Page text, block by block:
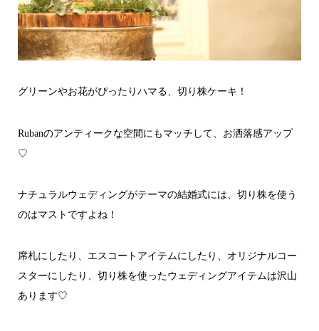
グリーンやお花がぴったりハマる、切り株ケーキ！
Rubanのアンティークな空間にもマッチして、お洒落感アップ
♡
ナチュラルウェディングがテーマの結婚式には、切り株を使う
のはマストですよね！
席札にしたり、エスコートアイテムにしたり、オリジナルコー
スターにしたり、切り株を使ったウェディングアイテムは沢山
あります♡